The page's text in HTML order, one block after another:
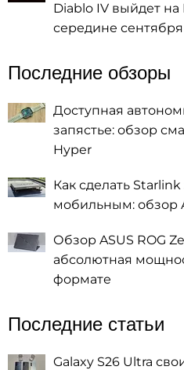
Diablo IV выйдет
середине сентября
Последние обзоры
Доступная
запястье: обзор
Hyper
Как сделать
мобильным: обзор
Обзор ASUS ROG
абсолютная
формате
Последние статьи
Galaxy S26 Ultra